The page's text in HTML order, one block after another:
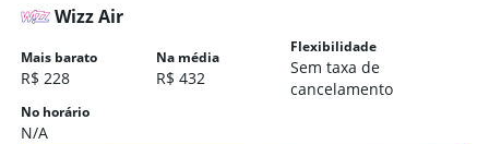
Wizz Air
Mais barato
R$ 228
Na média
R$ 432
Flexibilidade
Sem taxa de
cancelamento
No horário
N/A